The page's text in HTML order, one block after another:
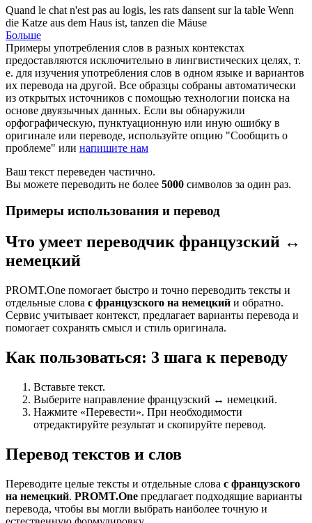
Quand le chat n'est pas au logis, les rats dansent sur la table Wenn
die Katze aus dem Haus ist, tanzen die Mäuse
Больше
Примеры употребления слов в разных контекстах
предоставляются исключительно в лингвистических целях, т.
е. для изучения употребления слов в одном языке и вариантов
их перевода на другой. Все образцы собраны автоматически
из открытых источников с помощью технологии поиска на
основе двуязычных данных. Если вы обнаружили
орфографическую, пунктуационную или иную ошибку в
оригинале или переводе, используйте опцию "Сообщить о
проблеме" или напишите нам
Ваш текст переведен частично.
Вы можете переводить не более 5000 символов за один раз.
Примеры использования и перевод
Что умеет переводчик французский ↔
немецкий
PROMT.One помогает быстро и точно переводить тексты и
отдельные слова с французского на немецкий и обратно.
Сервис учитывает контекст, предлагает варианты перевода и
помогает сохранять смысл и стиль оригинала.
Как пользоваться: 3 шага к переводу
Вставьте текст.
Выберите направление французский ↔ немецкий.
Нажмите «Перевести». При необходимости
отредактируйте результат и скопируйте перевод.
Перевод текстов и слов
Переводите целые тексты и отдельные слова с французского
на немецкий. PROMT.One предлагает подходящие варианты
перевода, чтобы вы могли выбрать наиболее точную и